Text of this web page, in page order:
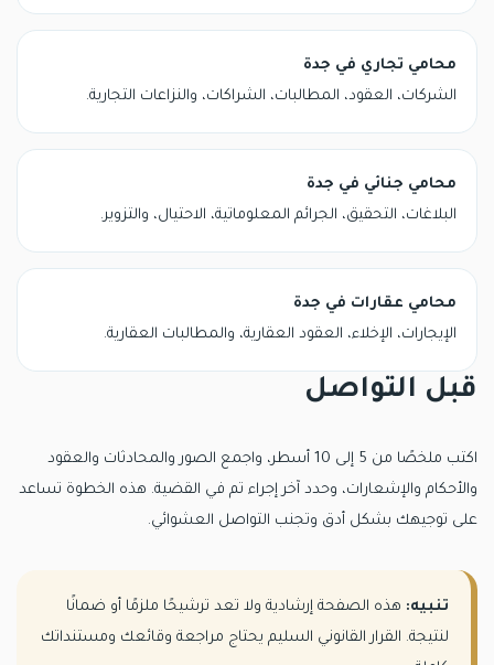
محامي تجاري في جدة
الشركات، العقود، المطالبات، الشراكات، والنزاعات التجارية.
محامي جنائي في جدة
البلاغات، التحقيق، الجرائم المعلوماتية، الاحتيال، والتزوير.
محامي عقارات في جدة
الإيجارات، الإخلاء، العقود العقارية، والمطالبات العقارية.
قبل التواصل
اكتب ملخصًا من 5 إلى 10 أسطر، واجمع الصور والمحادثات والعقود
والأحكام والإشعارات، وحدد آخر إجراء تم في القضية. هذه الخطوة تساعد
على توجيهك بشكل أدق وتجنب التواصل العشوائي.
تنبيه: هذه الصفحة إرشادية ولا تعد ترشيحًا ملزمًا أو ضمانًا
لنتيجة. القرار القانوني السليم يحتاج مراجعة وقائعك ومستنداتك